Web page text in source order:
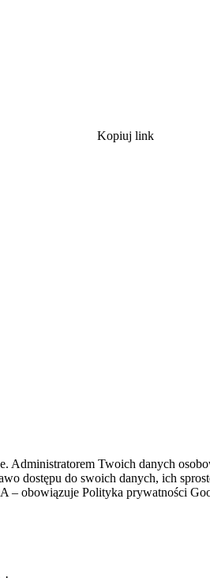
Kopiuj link
Administratorem Twoich danych
dostępu do swoich danych, ich
obowiązuje Polityka prywatności